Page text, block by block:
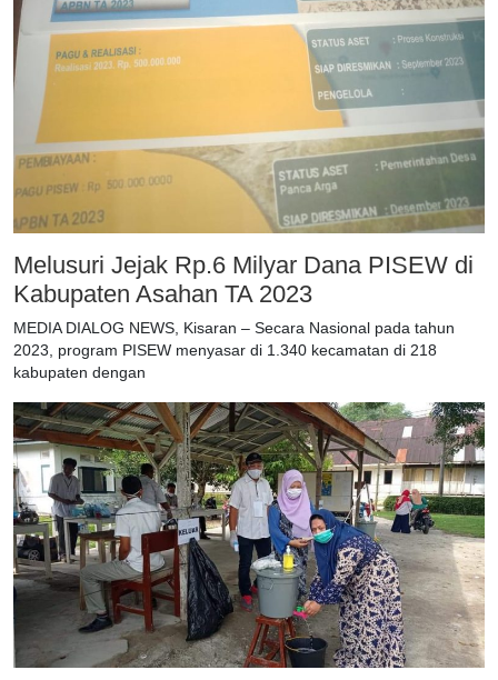
Melusuri Jejak Rp.6 Milyar Dana PISEW di
Kabupaten Asahan TA 2023
MEDIA DIALOG NEWS, Kisaran – Secara Nasional pada tahun
2023, program PISEW menyasar di 1.340 kecamatan di 218
kabupaten dengan